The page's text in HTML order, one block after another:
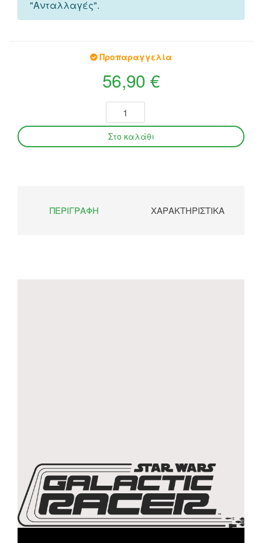
"Ανταλλαγές".
Προπαραγγελία
56,90 €
ΠΕΡΙΓΡΑΦΉ ΧΑΡΑΚΤΗΡΙΣΤΙΚΆ